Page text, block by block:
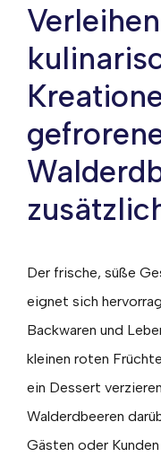
Der frische, süße
eignet sich
Backwaren und
kleinen roten
ein Dessert
Walderdbeeren
Gästen oder